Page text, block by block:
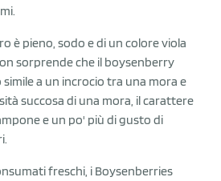
è pieno, sodo e di un colore viola
sorprende che il boysenberry
a un incrocio tra una mora e
succosa di una mora, il carattere
e un po' più di gusto di
freschi, i Boysenberries